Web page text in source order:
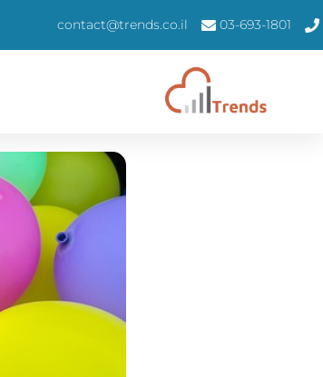
03-693-1801
contact@trends.co.il